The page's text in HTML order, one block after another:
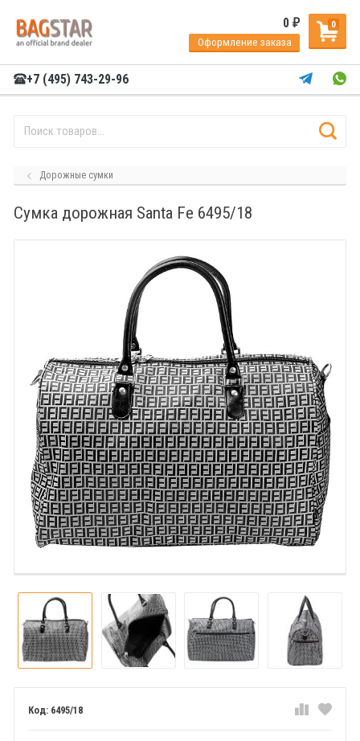
0
0₽
Оформление заказа
+7 (495) 743-29-96
Дорожные сумки
Сумка дорожная Santa Fe 6495/18
6495/18